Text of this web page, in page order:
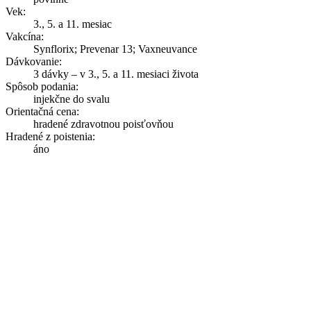
Vek:
3., 5. a 11. mesiac
Vakcína:
Synflorix; Prevenar 13; Vaxneuvance
Dávkovanie:
3 dávky – v 3., 5. a 11. mesiaci života
Spôsob podania:
injekčne do svalu
Orientačná cena:
hradené zdravotnou poisťovňou
Hradené z poistenia:
áno